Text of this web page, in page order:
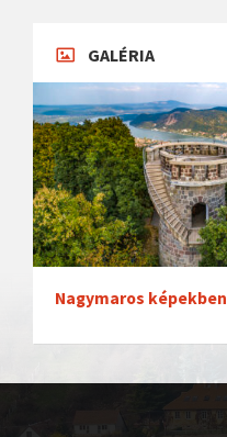
GALÉRIA
Nagymaros képekben